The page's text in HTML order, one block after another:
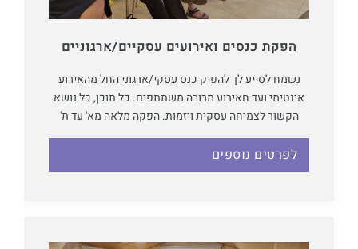
הפקת כנסים ואירועים עסקיים/ארגוניים
נשמח לסייע לך להפיק כנס עסקי/ארגוני החל מהאירוע
אינטימי ועד חאירוע מרובה משתתפים. כל תוכן, כל נושא
הקשור לצמיחה עסקית ויזמות. הפקה מלאה מא' עד ת'
לפרטים נוספים